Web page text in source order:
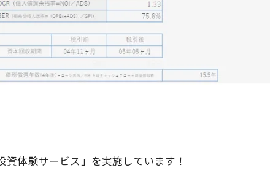
体験サービス」を実施しています！